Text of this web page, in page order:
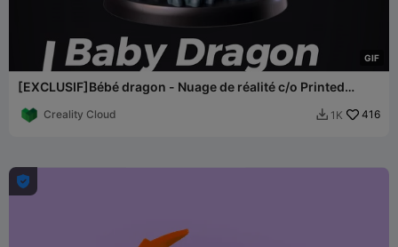
GIF
[EXCLUSIF]Bébé dragon - Nuage de réalité c/o Printed
Creality Cloud  1K 416
